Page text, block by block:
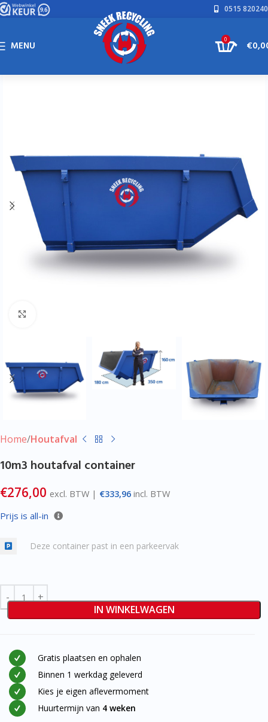
0515 820240
MENU 0 €
Home Houtafval
10m3 houtafval container
€276,00 excl. BTW | €333,96 incl. BTW
Prijs is all-in
Deze container past in een parkeervak
IN WINKELWAGEN
Gratis plaatsen en ophalen
Binnen 1 werkdag geleverd
Kies je eigen aflevermoment
Huurtermijn van 4 weken